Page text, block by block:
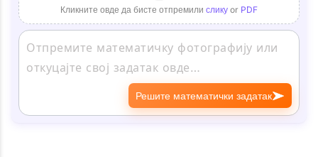
Кликните овде да бисте отпремили слику or PDF
Решите математички задатак